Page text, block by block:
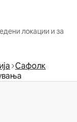
локации и за
Сафолк